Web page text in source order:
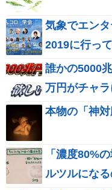
気象でエン
2019に行っ
誰かの5000
万円がチャ
本物の「神
「濃度80%
ルツルにな